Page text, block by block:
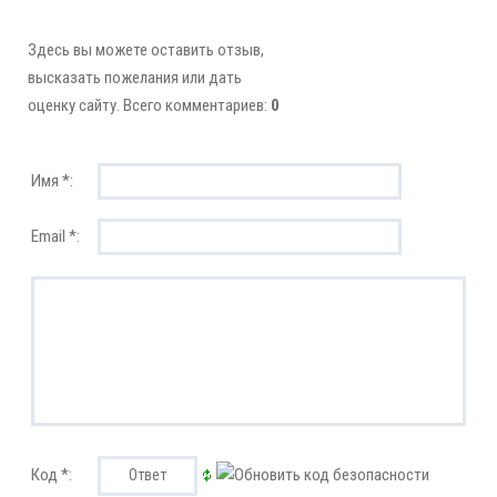
Здесь вы можете оставить отзыв,
высказать пожелания или дать
оценку сайту. Всего комментариев: 0
Имя *:
Email *:
Код *: